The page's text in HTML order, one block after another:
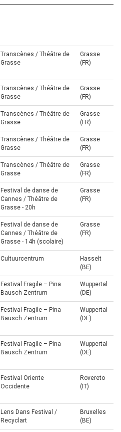
Transcènes / Théâtre de
Grasse
Grasse
(FR)
Transcènes / Théâtre de
Grasse
Grasse
(FR)
Transcènes / Théâtre de
Grasse
Grasse
(FR)
Transcènes / Théâtre de
Grasse
Grasse
(FR)
Transcènes / Théâtre de
Grasse
Grasse
(FR)
Festival de danse de
Cannes / Théâtre de
Grasse - 20h
Grasse
(FR)
Festival de danse de
Cannes / Théâtre de
Grasse - 14h (scolaire)
Grasse
(FR)
Cultuurcentrum
Hasselt
(BE)
Festival Fragile – Pina
Bausch Zentrum
Wuppertal
(DE)
Festival Fragile – Pina
Bausch Zentrum
Wuppertal
(DE)
Festival Fragile – Pina
Bausch Zentrum
Wuppertal
(DE)
Festival Oriente
Occidente
Rovereto
(IT)
Lens Dans Festival /
Recyclart
Bruxelles
(BE)